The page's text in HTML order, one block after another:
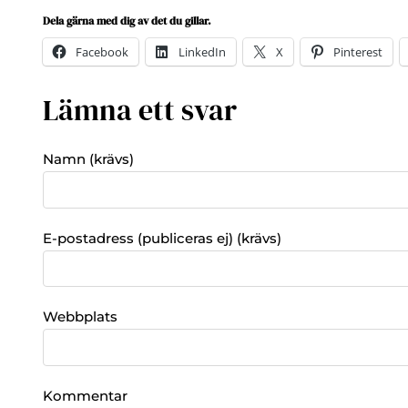
Dela gärna med dig av det du gillar.
Facebook LinkedIn X Pinterest
Lämna ett svar
Namn (krävs)
E-postadress (publiceras ej) (krävs)
Webbplats
Kommentar